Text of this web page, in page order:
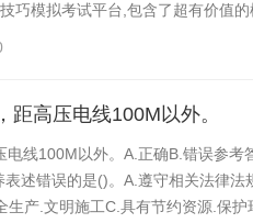
巧模拟考试平台,包含了超有价值
下司索信号工的...
高压电线100M以外。
线100M以外。A.正确B.错误参考
述错误的是()。A.遵守相关法律法
产.文明施工C.具有节约资源.保护